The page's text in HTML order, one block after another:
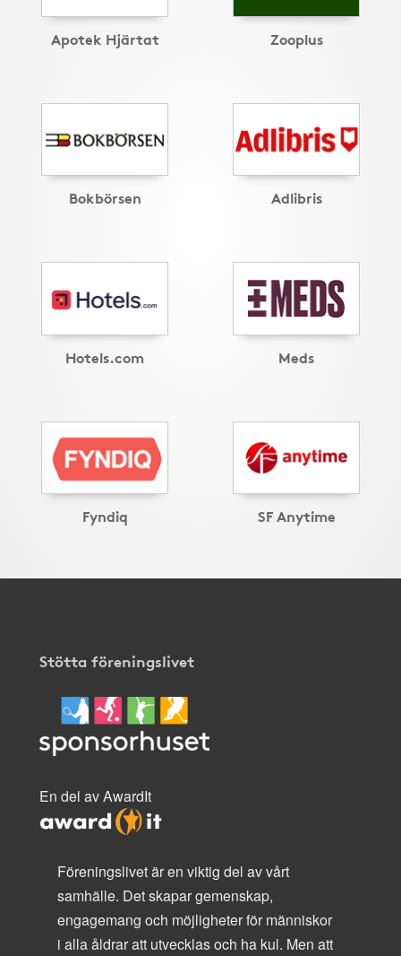
Apotek Hjärtat Zooplus
Bokbörsen Adlibris
Hotels.com Meds
Fyndiq SF Anytime
Stötta föreningslivet
En del av AwardIt
Föreningslivet är en viktig del av vårt
samhälle. Det skapar gemenskap,
engagemang och möjligheter för människor
i alla åldrar att utvecklas och ha kul. Men att